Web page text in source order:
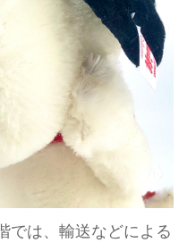
は、輸送などによる